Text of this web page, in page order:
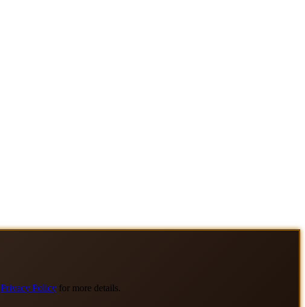
Privacy Policy for more details.